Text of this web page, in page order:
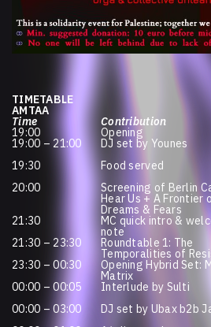
TIMETABLE
AMTAA
Time Contribution
19:00 Opening
19:00 – 21:00 DJ set by Younes
19:30 Food served
20:00 Screening of Berlin
Hear Us + A Frontier
Dreams & Fears
21:30
MC quick intro &
note
21:30 – 23:30 Roundtable 1: The
Temporalities of
23:30 – 00:30 Opening Hybrid Set:
Matrix
00:00 – 00:05 Interlude by Sulti
00:00 – 03:00 DJ set by Ubax b2b